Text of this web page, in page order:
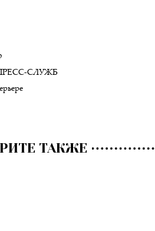
СЛУЖБ
ТАКЖЕ